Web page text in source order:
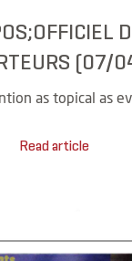
(07/
as topical as
Read article